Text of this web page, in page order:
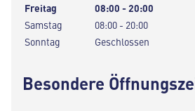
Freitag
08:00 - 20:00
Samstag
08:00 - 20:00
Sonntag
Geschlossen
Besondere